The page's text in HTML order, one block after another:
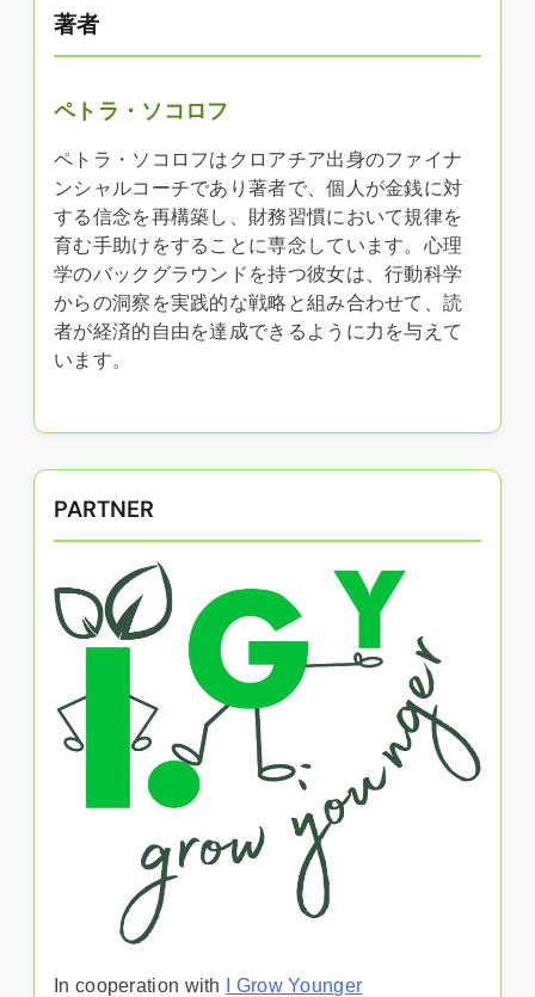
著者
ペトラ・ソコロフ
ペトラ・ソコロフはクロアチア出身のファイナ
ンシャルコーチであり著者で、個人が金銭に対
する信念を再構築し、財務習慣において規律を
育む手助けをすることに専念しています。心理
学のバックグラウンドを持つ彼女は、行動科学
からの洞察を実践的な戦略と組み合わせて、読
者が経済的自由を達成できるように力を与えて
います。
PARTNER
In cooperation with I Grow Younger